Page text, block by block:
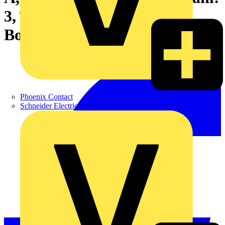
Phoenix Contact
Schneider Electric
3, THT/THR-Lötanschluss,
Box